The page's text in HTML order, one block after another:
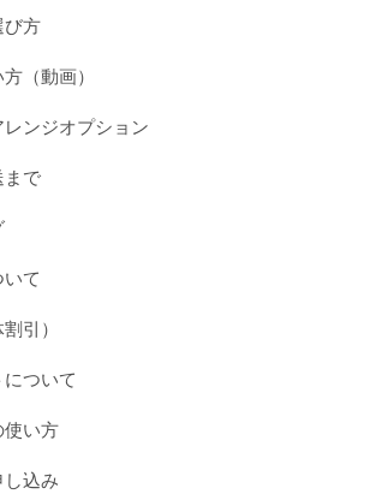
び方
（動画）
ンジオプション
まで
て
引）
ついて
使い方
し込み